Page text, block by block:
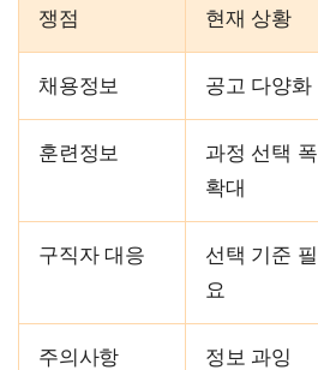
쟁점 현재 상황
채용정보 공고 다양화
훈련정보
과정 선택 폭
확대
구직자 대응
선택 기준 필
요
주의사항 정보 과잉